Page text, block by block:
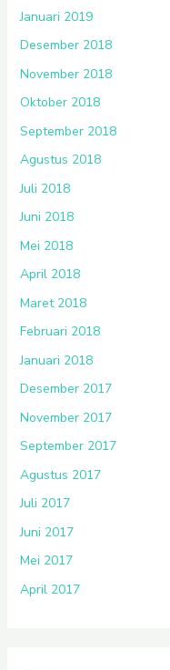
Januari 2019
Desember 2018
November 2018
Oktober 2018
September 2018
Agustus 2018
Juli 2018
Juni 2018
Mei 2018
April 2018
Maret 2018
Februari 2018
Januari 2018
Desember 2017
November 2017
September 2017
Agustus 2017
Juli 2017
Juni 2017
Mei 2017
April 2017